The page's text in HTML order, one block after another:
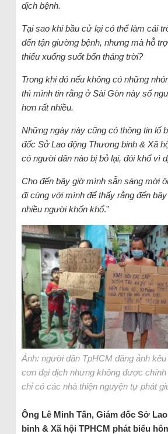
dịch bệnh.
Tại sao khi bầu cử lại có thể làm cái
đến tận giường bệnh, nhưng mà hỗ
thiếu xuống suốt bốn tháng trời?
Trong khi đó nếu không có những
thì mình tin rằng ở Sài Gòn này số
hơn rất nhiều.
Những ngày này cũng có thông tin lố
đốc Sở Lao động Thương binh & Xã
có người dân nào bị bỏ lại, đói khổ vì
Cho đến bây giờ mình sẵn sàng mời
đi cùng với mình để thấy rằng đến
nhiều người khốn khổ.”
Ảnh: người dân TpHCM đăng ảnh
cơn đại dịch nhưng không được chính
chỉ có các nhà thiện nguyện tự phát
Ông Lê Minh Tấn, Giám đốc Sở
binh & Xã hội TPHCM phát biểu